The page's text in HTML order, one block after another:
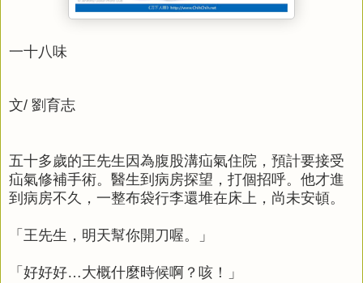
一十八味
文/ 劉育志
五十多歲的王先生因為腹股溝疝氣住院，預計要接受
疝氣修補手術。醫生到病房探望，打個招呼。他才進
到病房不久，一整布袋行李還堆在床上，尚未安頓。
「王先生，明天幫你開刀喔。」
「好好好…大概什麼時候啊？咳！」